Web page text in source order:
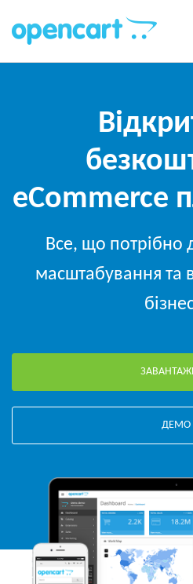
eCommerce
Все, що потрібно
масштабування та
ДЕМО